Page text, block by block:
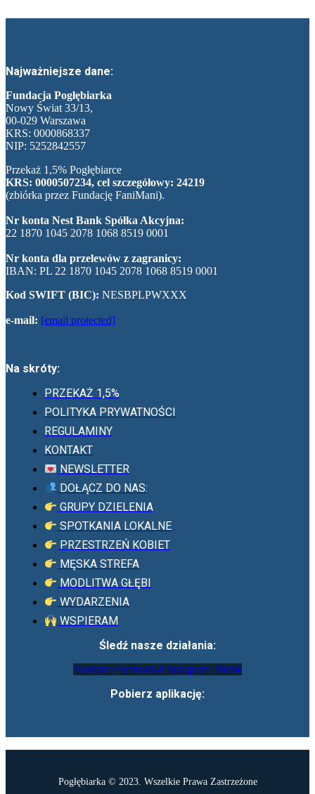
Najważniejsze dane:
Fundacja Pogłębiarka
Nowy Świat 33/13,
00-029 Warszawa
KRS: 0000868337
NIP: 5252842557
Przekaż 1,5% Pogłębiarce
KRS: 0000507234, cel szczegółowy: 24219
(zbiórka przez Fundację FaniMani).
Nr konta Nest Bank Spółka Akcyjna:
22 1870 1045 2078 1068 8519 0001
Nr konta dla przelewów z zagranicy:
IBAN: PL 22 1870 1045 2078 1068 8519 0001
Kod SWIFT (BIC): NESBPLPWXXX
e-mail: [email protected]
Na skróty:
PRZEKAŻ 1,5%
POLITYKA PRYWATNOŚCI
REGULAMINY
KONTAKT
NEWSLETTER
DOŁĄCZ DO NAS:
GRUPY DZIELENIA
SPOTKANIA LOKALNE
PRZESTRZEŃ KOBIET
MĘSKA STREFA
MODLITWA GŁĘBI
WYDARZENIA
WSPIERAM
Śledź nasze działania:
Youtube Facebook-f Instagram Tiktok
Pobierz aplikację:
Pogłębiarka © 2023. Wszelkie Prawa Zastrzeżone